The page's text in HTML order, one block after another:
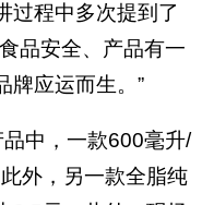
过程中多次提到了
品安全、产品有一
牌应运而生。”
中，一款600毫升/
外，另一款全脂纯